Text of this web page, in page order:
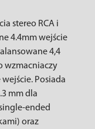
stereo RCA i
4.4mm wejście
4,4
wzmacniaczy
Posiada
mm dla
ended
oraz